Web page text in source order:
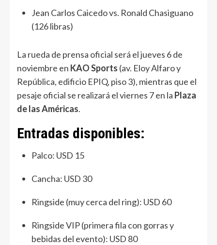
Jean Carlos Caicedo vs. Ronald Chasiguano
(126 libras)
La rueda de prensa oficial será el jueves 6 de
noviembre en KAO Sports (av. Eloy Alfaro y
República, edificio EPIQ, piso 3), mientras que el
pesaje oficial se realizará el viernes 7 en la Plaza
de las Américas.
Entradas disponibles:
Palco: USD 15
Cancha: USD 30
Ringside (muy cerca del ring): USD 60
Ringside VIP (primera fila con gorras y
bebidas del evento): USD 80